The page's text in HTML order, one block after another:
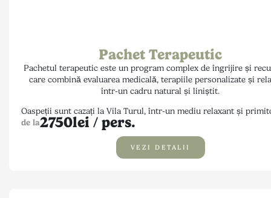
Pachet Terapeutic
Pachetul terapeutic este un program complex de îngrijire și
care combină evaluarea medicală, terapiile personalizate și
într-un cadru natural și liniștit.
Oaspeții sunt cazați la Vila Turul, într-un mediu relaxant și
pentru odihnă, reconectare și refacere, iar procedurile
profesionist. Scopul acestui program este de a susține
organismului, reducerea stresului și îmbunătățirea stării
de la2750lei / pers.
VEZI DETALII